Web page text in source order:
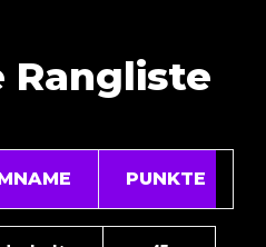
Rangliste
PUNKTE